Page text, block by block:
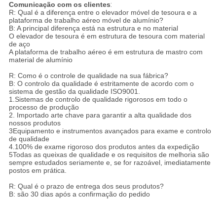
Comunicação com os clientes:
R: Qual é a diferença entre o elevador móvel de tesoura e a
plataforma de trabalho aéreo móvel de alumínio?
B: A principal diferença está na estrutura e no material
O elevador de tesoura é em estrutura de tesoura com material
de aço
A plataforma de trabalho aéreo é em estrutura de mastro com
material de alumínio
R: Como é o controle de qualidade na sua fábrica?
B: O controlo da qualidade é estritamente de acordo com o
sistema de gestão da qualidade ISO9001.
1.Sistemas de controlo de qualidade rigorosos em todo o
processo de produção
2. Importado arte chave para garantir a alta qualidade dos
nossos produtos
3Equipamento e instrumentos avançados para exame e controlo
de qualidade
4.100% de exame rigoroso dos produtos antes da expedição
5Todas as queixas de qualidade e os requisitos de melhoria são
sempre estudados seriamente e, se for razoável, imediatamente
postos em prática.
R: Qual é o prazo de entrega dos seus produtos?
B: são 30 dias após a confirmação do pedido